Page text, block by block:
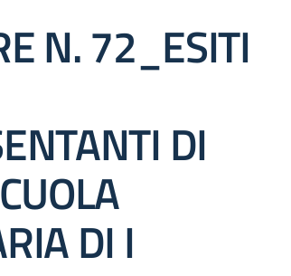
N. 72_ESITI
DI
DI I